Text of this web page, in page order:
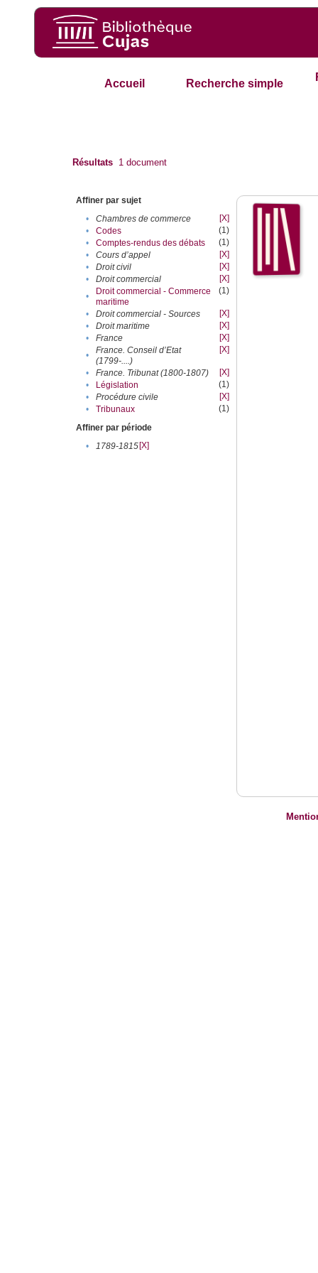
Accueil Recherche simple
Résultats 1 document
Affiner par sujet
•
Chambres de commerce
[X]
•
Codes
(1)
•
Comptes-rendus des débats
(1)
•
Cours d’appel
[X]
•
Droit civil
[X]
•
Droit commercial
[X]
•
Droit commercial - Commerce
maritime
(1)
• Droit commercial - Sources
[X]
•
Droit maritime
[X]
•
France
[X]
•
France. Conseil d’Etat
(1799-....)
[X]
• France. Tribunat (1800-1807)
[X]
•
Législation
(1)
•
Procédure civile
[X]
•
Tribunaux
(1)
Affiner par période
•
1789-1815[X]